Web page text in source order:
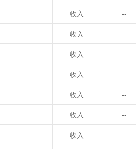
收入 --
收入 --
收入 --
收入 --
收入 --
收入 --
收入 --